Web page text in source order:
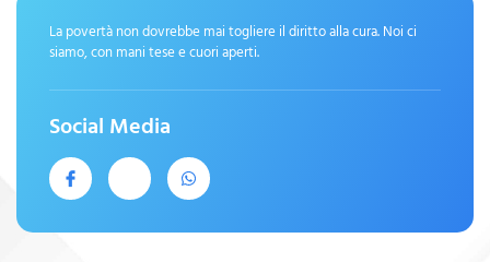
La povertà non dovrebbe mai togliere il diritto alla cura. Noi ci
siamo, con mani tese e cuori aperti.
Social Media